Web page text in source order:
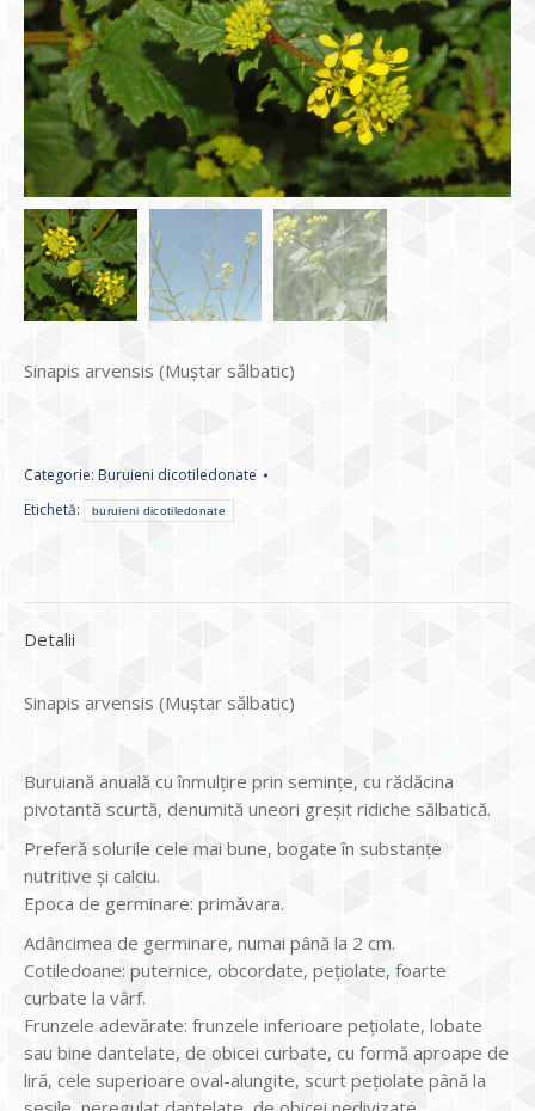
Sinapis arvensis (Muştar sălbatic)
Categorie: Buruieni dicotiledonate
Etichetă:
buruieni dicotiledonate
Detalii
Sinapis arvensis (Muştar sălbatic)
Buruiană anuală cu înmulţire prin seminţe, cu rădăcina
pivotantă scurtă, denumită uneori greşit ridiche sălbatică.
Preferă solurile cele mai bune, bogate în substanţe
nutritive şi calciu.
Epoca de germinare: primăvara.
Adâncimea de germinare, numai până la 2 cm.
Cotiledoane: puternice, obcordate, pețiolate, foarte
curbate la vârf.
Frunzele adevărate: frunzele inferioare pețiolate, lobate
sau bine dantelate, de obicei curbate, cu formă aproape de
liră, cele superioare oval-alungite, scurt pețiolate până la